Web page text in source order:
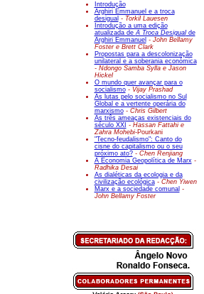
Introdução
Arghiri Emmanuel e a troca
desigual - Torkil Lauesen
Introdução a uma edição
atualizada deA Troca Desigualde
Arghiri Emmanuel - John Bellamy
Foster e Brett Clark
Propostas para a descolonização
unilateral e a soberania económica
- Ndongo Samba Sylla e Jason
Hickel
O mundo quer avançar para o
socialismo- Vijay Prashad
As lutas pelo socialismo no Sul
Global e a vertente operária do
marxismo- Chris Gilbert
As três ameaças existenciais do
século XXI - Hassan Fattahi e
Zahra Mohebi-Pourkani
"Tecno-feudalismo": Canto do
cisne do capitalismo ou o seu
próximo ato? - Chen Renjiang
A Economia Geopolítica de Marx-
Radhika Desai
As dialéticas da ecologia e da
civilização ecológica - Chen Yiwen
Marx e a sociedade comunal -
John Bellamy Foster